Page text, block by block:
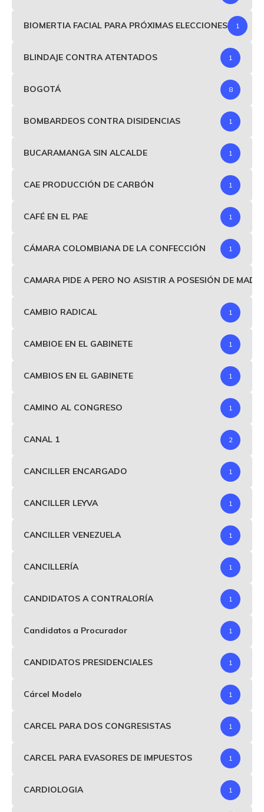
BIOMERTIA FACIAL PARA PRÓXIMAS ELECCIONES 1
BLINDAJE CONTRA ATENTADOS 1
BOGOTÁ 8
BOMBARDEOS CONTRA DISIDENCIAS 1
BUCARAMANGA SIN ALCALDE 1
CAE PRODUCCIÓN DE CARBÓN 1
CAFÉ EN EL PAE 1
CÁMARA COLOMBIANA DE LA CONFECCIÓN 1
CAMARA PIDE A PERO NO ASISTIR A POSESIÓN DE
CAMBIO RADICAL 1
CAMBIOE EN EL GABINETE 1
CAMBIOS EN EL GABINETE 1
CAMINO AL CONGRESO 1
CANAL 1 2
CANCILLER ENCARGADO 1
CANCILLER LEYVA 1
CANCILLER VENEZUELA 1
CANCILLERÍA 1
CANDIDATOS A CONTRALORÍA 1
Candidatos a Procurador 1
CANDIDATOS PRESIDENCIALES 1
Cárcel Modelo 1
CARCEL PARA DOS CONGRESISTAS 1
CARCEL PARA EVASORES DE IMPUESTOS 1
CARDIOLOGIA 1